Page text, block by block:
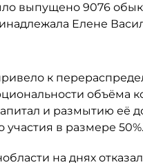
выпущено 9076
Елене
к
объёма
и размытию её
в размере 50%.
на днях